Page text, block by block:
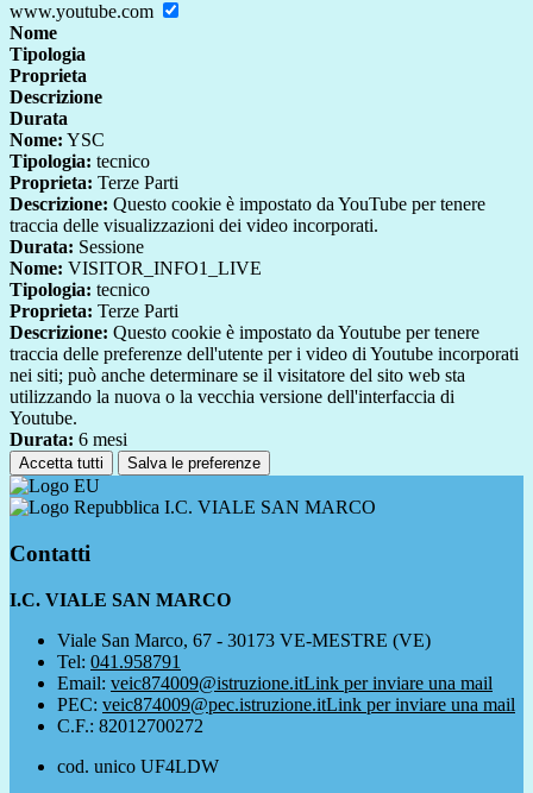
www.youtube.com
Nome
Tipologia
Proprieta
Descrizione
Durata
Nome: YSC
Tipologia: tecnico
Proprieta: Terze Parti
Descrizione: Questo cookie è impostato da YouTube per tenere
traccia delle visualizzazioni dei video incorporati.
Durata: Sessione
Nome: VISITOR_INFO1_LIVE
Tipologia: tecnico
Proprieta: Terze Parti
Descrizione: Questo cookie è impostato da Youtube per tenere
traccia delle preferenze dell'utente per i video di Youtube incorporati
nei siti; può anche determinare se il visitatore del sito web sta
utilizzando la nuova o la vecchia versione dell'interfaccia di
Youtube.
Durata: 6 mesi
Accetta tutti Salva le preferenze
I.C. VIALE SAN MARCO
Contatti
I.C. VIALE SAN MARCO
Viale San Marco, 67 - 30173 VE-MESTRE (VE)
Tel: 041.958791
Email: veic874009@istruzione.itLink per inviare una mail
PEC: veic874009@pec.istruzione.itLink per inviare una mail
C.F.: 82012700272
cod. unico UF4LDW